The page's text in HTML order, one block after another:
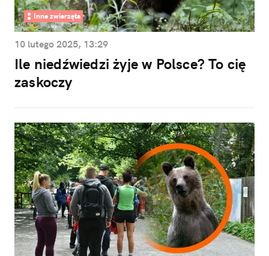
Inne zwierzęta
10 lutego 2025, 13:29
Ile niedźwiedzi żyje w Polsce? To cię
zaskoczy